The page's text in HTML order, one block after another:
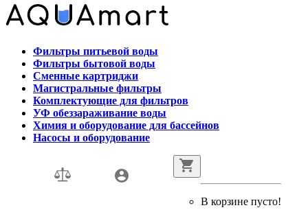
Фильтры питьевой воды
Фильтры бытовой воды
Сменные картриджи
Магистральные фильтры
Комплектующие для фильтров
УФ обеззараживание воды
Химия и оборудование для бассейнов
Насосы и оборудование
В корзине пусто!